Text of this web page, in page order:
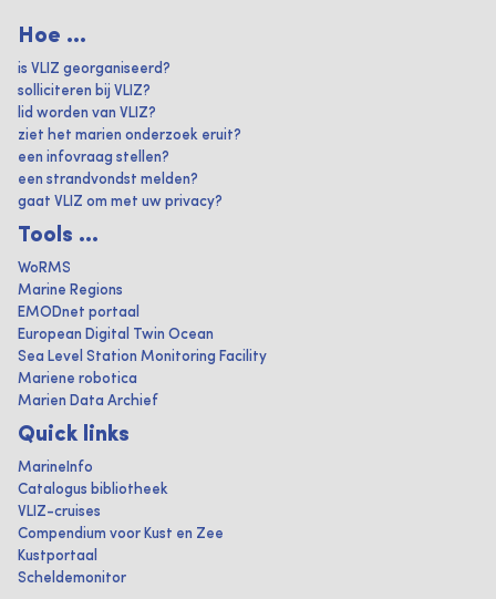
Hoe ...
is VLIZ georganiseerd?
solliciteren bij VLIZ?
lid worden van VLIZ?
ziet het marien onderzoek eruit?
een infovraag stellen?
een strandvondst melden?
gaat VLIZ om met uw privacy?
Tools ...
WoRMS
Marine Regions
EMODnet portaal
European Digital Twin Ocean
Sea Level Station Monitoring Facility
Mariene robotica
Marien Data Archief
Quick links
MarineInfo
Catalogus bibliotheek
VLIZ-cruises
Compendium voor Kust en Zee
Kustportaal
Scheldemonitor